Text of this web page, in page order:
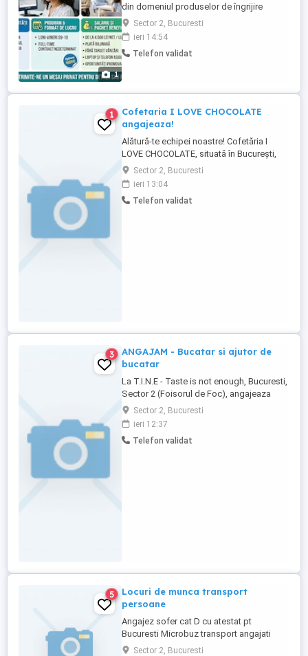
1
din domeniul produselor de îngrijire
personală și de curățenie și ne mărim
echipa! Căutăm 10 colegi serioși, motivați
și dornici de un loc de muncă stabil, pe
termen lung. Nu ai experiență? Nicio
Sector 2, Bucuresti
ieri 14:54
Telefon validat
1
Cofetaria I LOVE CHOCOLATE
angajeaza!
Alătură-te echipei noastre! Cofetăria I
LOVE CHOCOLATE, situată în București,
Șos. Pantelimon 361, își mărește echipa și
caută colegi pasionați și serioși pentru
următoarele posturi: Posturi disponibile: -
Cofetar - Ajutor cofetar (cu sau fără
Sector 2, Bucuresti
ieri 13:04
Telefon validat
3
ANGAJAM - Bucatar si ajutor de
bucatar
La T.I.N.E - Taste is not enough, Bucuresti,
Sector 2 (Foisorul de Foc), angajeaza
bucatar si ajutor de bucatar. Un bistro mic,
cu un volum redus de comenzi, principal
fiind meniul zilei. Cautam Bucatar cu
experienta 2+ani si ajutor de bucatar cu
Sector 2, Bucuresti
ieri 12:37
Telefon validat
5
Locuri de munca transport
persoane
Angajez sofer cat D cu atestat pt
Bucuresti Microbuz transport angajati
Acceptam si pensionari
Sector 2, Bucuresti